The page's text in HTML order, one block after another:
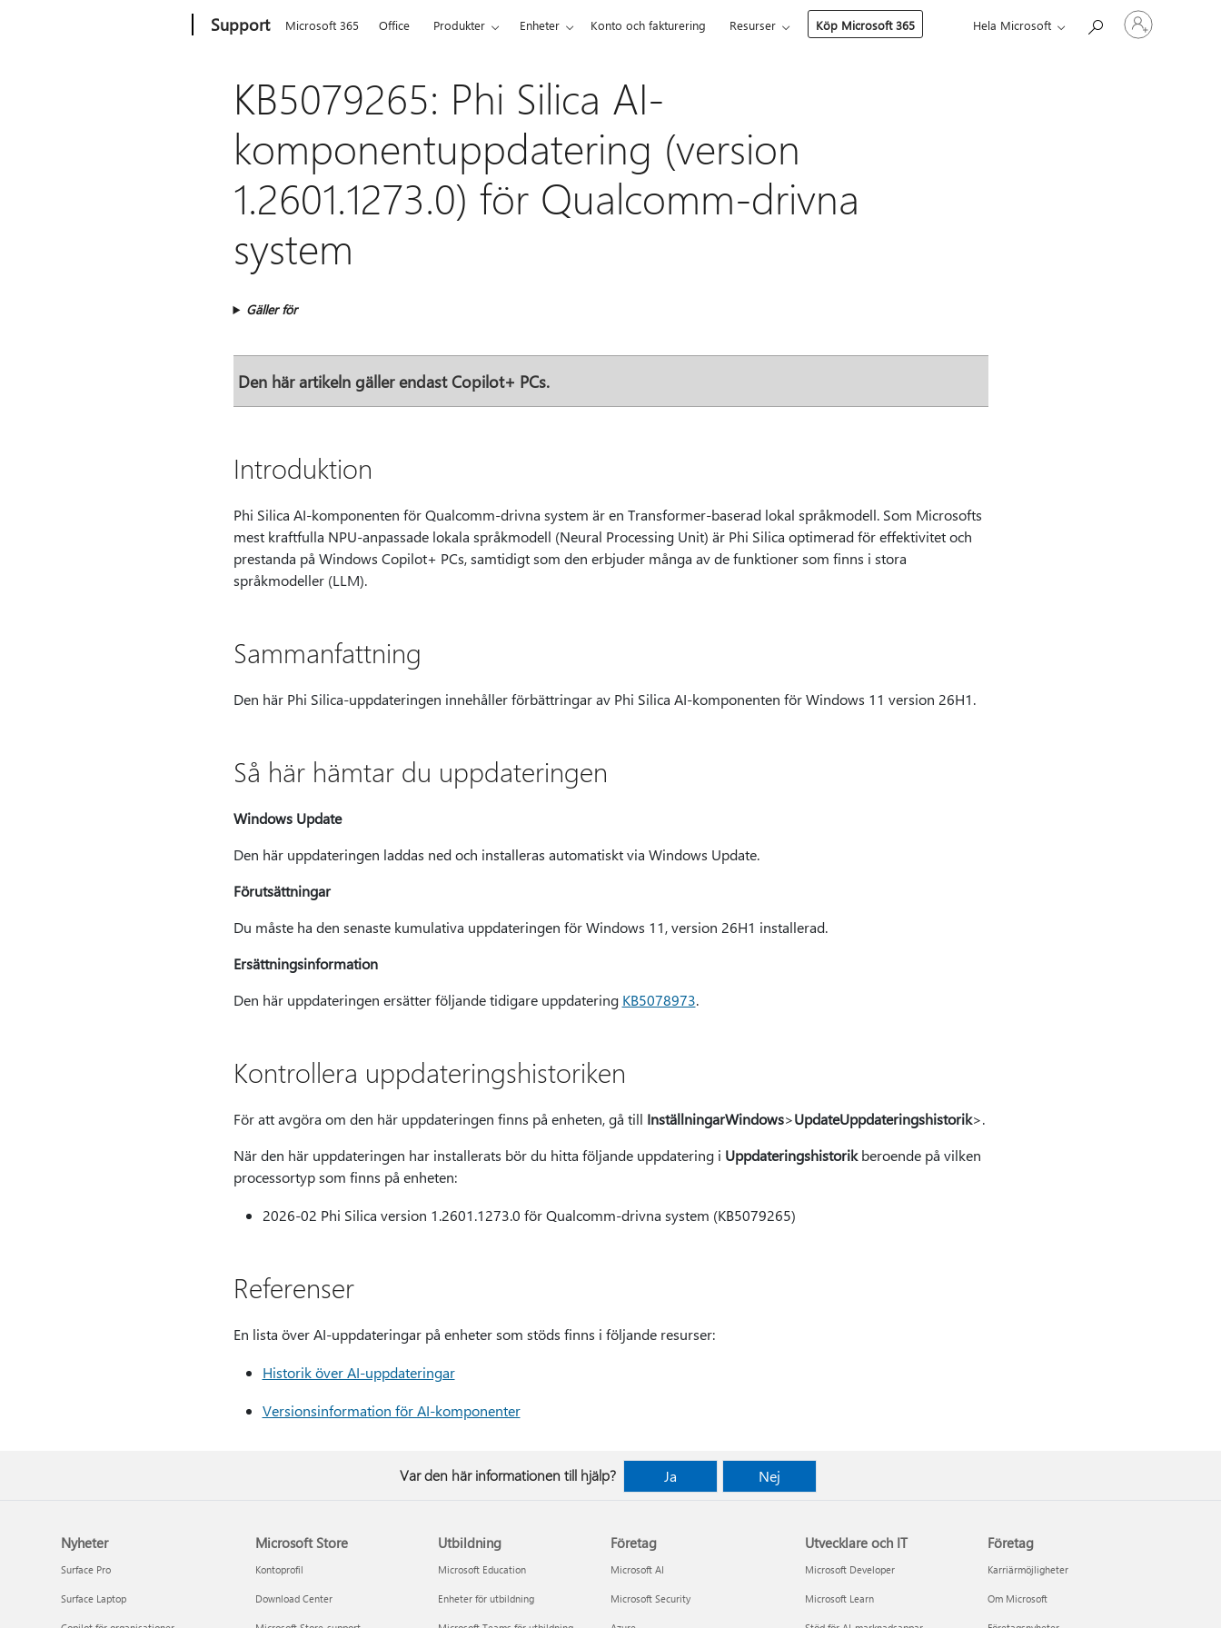
Support Microsoft 365 Office Produkter Enheter Konto och fakturering Resurser Köp Microsoft 365 Hela Microsoft
Logga
in
KB5079265: Phi Silica AI-
komponentuppdatering (version
1.2601.1273.0) för Qualcomm-drivna
system
Gäller för
Den här artikeln gäller endast Copilot+ PCs.
Introduktion
Phi Silica AI-komponenten för Qualcomm-drivna system är en Transformer-baserad lokal språkmodell. Som Microsofts
mest kraftfulla NPU-anpassade lokala språkmodell (Neural Processing Unit) är Phi Silica optimerad för effektivitet och
prestanda på Windows Copilot+ PCs, samtidigt som den erbjuder många av de funktioner som finns i stora
språkmodeller (LLM).
Sammanfattning
Den här Phi Silica-uppdateringen innehåller förbättringar av Phi Silica AI-komponenten för Windows 11 version 26H1.
Så här hämtar du uppdateringen
Windows Update
Den här uppdateringen laddas ned och installeras automatiskt via Windows Update.
Förutsättningar
Du måste ha den senaste kumulativa uppdateringen för Windows 11, version 26H1 installerad.
Ersättningsinformation
Den här uppdateringen ersätter följande tidigare uppdatering KB5078973.
Kontrollera uppdateringshistoriken
För att avgöra om den här uppdateringen finns på enheten, gå till InställningarWindows>UpdateUppdateringshistorik>.
När den här uppdateringen har installerats bör du hitta följande uppdatering i Uppdateringshistorikberoende på vilken
processortyp som finns på enheten:
2026-02 Phi Silica version 1.2601.1273.0 för Qualcomm-drivna system (KB5079265)
Referenser
En lista över AI-uppdateringar på enheter som stöds finns i följande resurser:
Historik över AI-uppdateringar
Versionsinformation för AI-komponenter
Var den här informationen till hjälp? Ja Nej
Nyheter
Surface Pro
Surface Laptop
Microsoft Store
Kontoprofil
Download Center
Utbildning
Microsoft Education
Enheter för utbildning
Företag
Microsoft AI
Microsoft Security
Utvecklare och IT
Microsoft Developer
Microsoft Learn
Företag
Karriärmöjligheter
Om Microsoft